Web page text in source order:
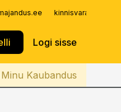
Logi sisse
Minu Kaubandus